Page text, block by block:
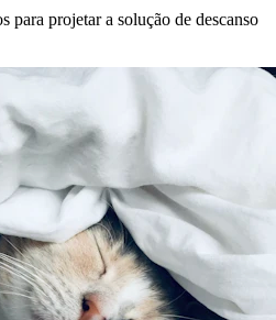
para projetar a solução de descanso